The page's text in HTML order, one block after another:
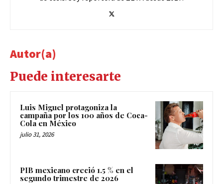
Autor(a)
Puede interesarte
Luis Miguel protagoniza la
campaña por los 100 años de Coca-
Cola en México
julio 31, 2026
PIB mexicano creció 1.5 % en el
segundo trimestre de 2026